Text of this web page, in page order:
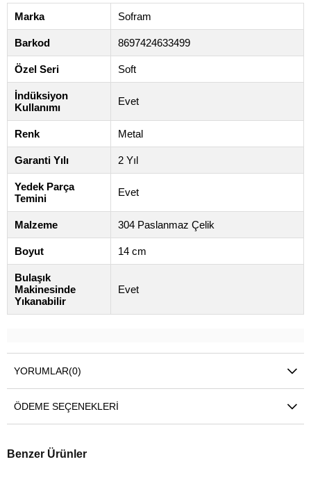
Marka Sofram
Barkod 8697424633499
Özel Seri Soft
İndüksiyon
Kullanımı
Evet
Renk Metal
Garanti Yılı 2 Yıl
Yedek Parça
Temini
Evet
Malzeme 304 Paslanmaz Çelik
Boyut 14 cm
Bulaşık
Makinesinde
Yıkanabilir
Evet
YORUMLAR(0)
ÖDEME SEÇENEKLERI
Benzer Ürünler